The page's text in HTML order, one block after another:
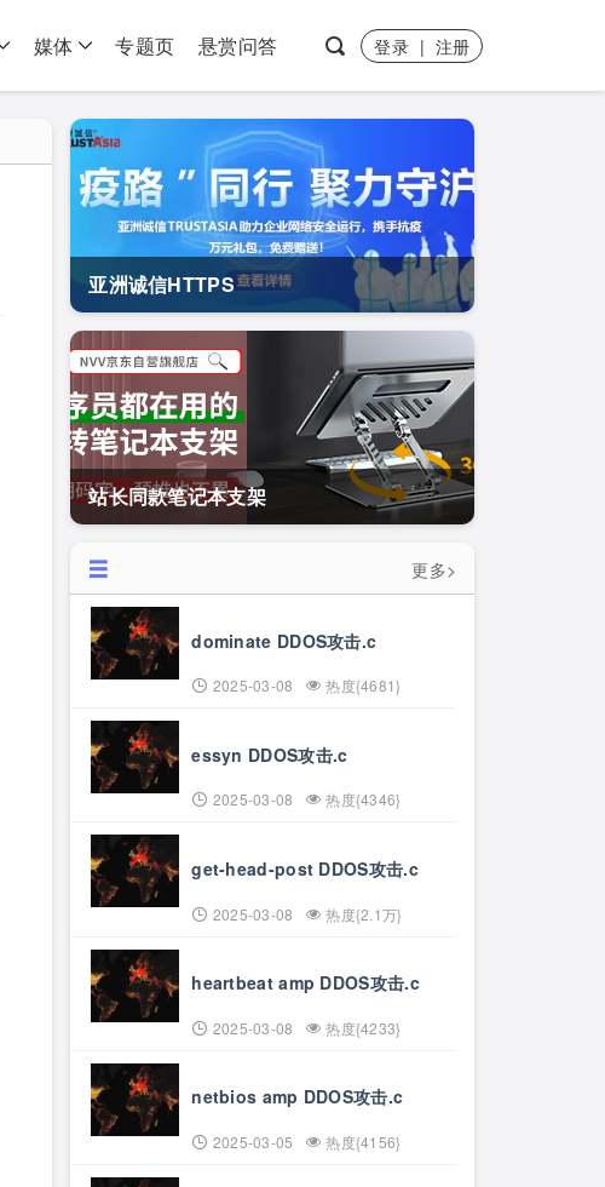
媒体 专题页 悬赏问答 登录 | 注册
亚洲诚信HTTPS
站长同款笔记本支架
更多>
dominate DDOS攻击.c
2025-03-08 热度{4681}
essyn DDOS攻击.c
2025-03-08 热度{4346}
get-head-post DDOS攻击.c
2025-03-08 热度{2.1万}
heartbeat amp DDOS攻击.c
2025-03-08 热度{4233}
netbios amp DDOS攻击.c
2025-03-05 热度{4156}